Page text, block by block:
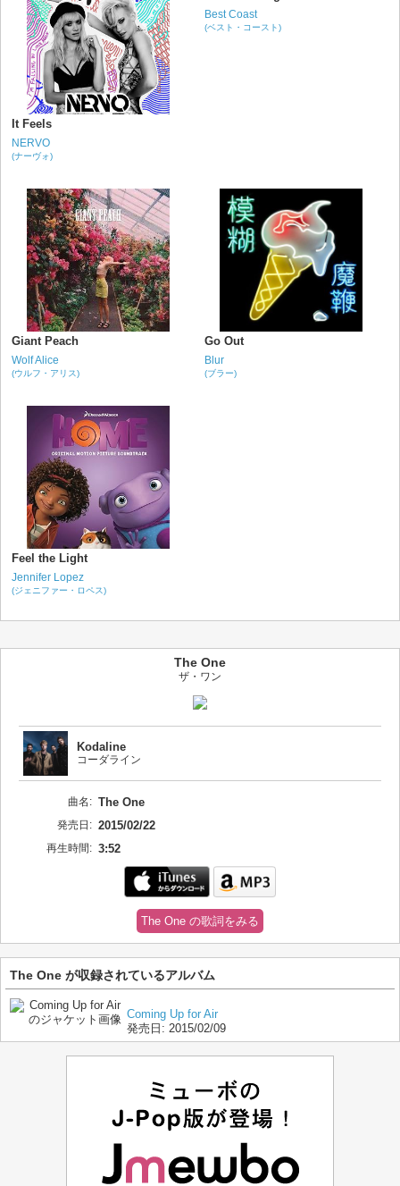
It Feels
NERVO
(ナーヴォ)
Best Coast
(ベスト・コースト)
Giant Peach
Wolf Alice
(ウルフ・アリス)
Go Out
Blur
(ブラー)
Feel the Light
Jennifer Lopez
(ジェニファー・ロペス)
The One
ザ・ワン
Kodaline
コーダライン
曲名: The One
発売日: 2015/02/22
再生時間: 3:52
The One の歌詞をみる
The One が収録されているアルバム
Coming Up for Air
発売日: 2015/02/09